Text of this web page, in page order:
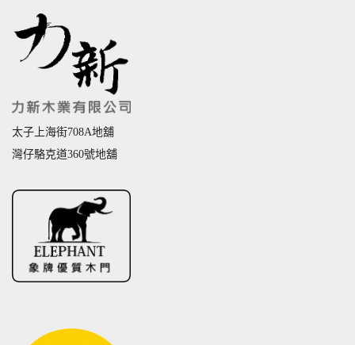
太子上海街708A地舖
灣仔駱克道360號地舖